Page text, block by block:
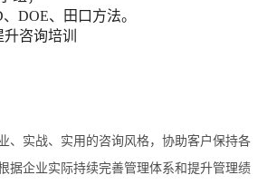
DOE、田口方法。
升咨询培训
、实战、实用的咨询风格，协助客户保持各
据企业实际持续完善管理体系和提升管理绩